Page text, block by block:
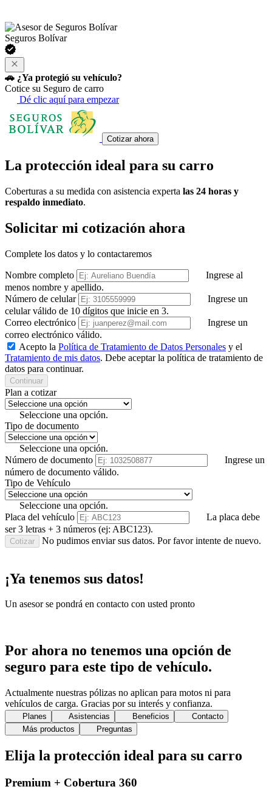
Seguros Bolívar
🚗 ¿Ya protegió su vehículo?
Cotice su Seguro de carro
Dé clic aquí para empezar
Cotizar ahora
La protección ideal para su carro
Coberturas a su medida con asistencia experta las 24 horas y
respaldo inmediato.
Solicitar mi cotización ahora
Complete los datos y lo contactaremos
Nombre completo
Ingrese al
menos nombre y apellido.
Número de celular
Ingrese un
celular válido de 10 dígitos que inicie en 3.
Correo electrónico
Ingrese un
correo electrónico válido.
Acepto la Política de Tratamiento de Datos Personales y el
Tratamiento de mis datos. Debe aceptar la política de tratamiento de
datos para continuar.
Continuar
Plan a cotizar
Seleccione una opción.
Tipo de documento
Seleccione una opción.
Número de documento
Ingrese un
número de documento válido.
Tipo de Vehículo
Seleccione una opción.
Placa del vehículo
La placa debe
ser 3 letras + 3 números (ej: ABC123).
Cotizar No pudimos enviar sus datos. Por favor intente de nuevo.
¡Ya tenemos sus datos!
Un asesor se pondrá en contacto con usted pronto
Por ahora no tenemos una opción de
seguro para este tipo de vehículo.
Actualmente nuestras pólizas no aplican para motos ni para
vehículos de carga. Gracias por su interés y confianza.
Planes Asistencias Beneficios
Contacto
Más productos
Preguntas
Elija la protección ideal para su carro
Premium + Cobertura 360